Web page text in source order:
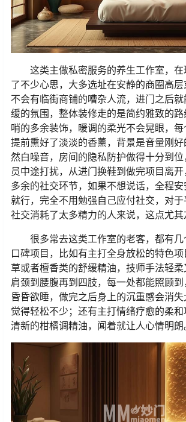
这类主做私密服务的养生工作室，
了不少心思，大多选址在安静的商圈高层
不会有临街商铺的嘈杂人流，进门之后
缓的氛围，整体装修走的是简约雅致的
哨的多余装饰，暖调的柔光不会晃眼，
提前熏好了淡淡的香薰，背景是音量刚
然白噪音，房间的隐私防护做得十分到
员中途打扰，从进门换鞋到做完项目离
多余的社交环节，如果不想说话，全程
就行，完全不用勉强自己应付社交，对
社交消耗了太多精力的人来说，这点尤其
很多常去这类工作室的老客，都有
口碑项目，比如有主打全身放松的特色
草或者檀香类的舒缓精油，技师手法轻
肩颈到腰腹再到四肢，每一处都能照顾
昏昏欲睡，做完之后身上的沉重感会消
觉得轻松不少；还有主打情绪疗愈的柔
清新的柑橘调精油，闻着就让人心情明朗